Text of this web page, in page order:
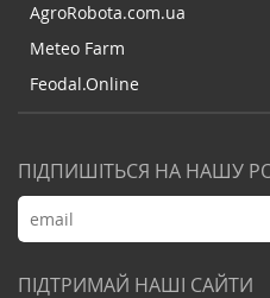
AgroRobota.com.ua
Meteo Farm
Feodal.Online
ПІДПИШІТЬСЯ НА НАШУ
ПІДТРИМАЙ НАШІ САЙТИ